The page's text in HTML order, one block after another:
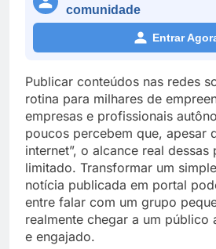
comunidade
Entrar
Publicar conteúdos nas redes
rotina para milhares de
empresas e profissionais
poucos percebem que, apesar
internet”, o alcance real dessas
limitado. Transformar um
notícia publicada em portal
entre falar com um grupo
realmente chegar a um público
e engajado.